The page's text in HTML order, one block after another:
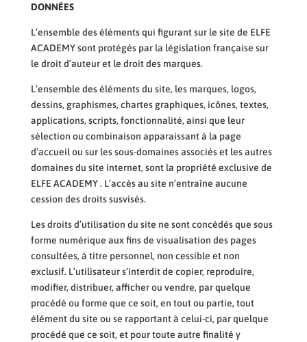
DONNÉES
L’ensemble des éléments qui figurant sur le site de ELFE
ACADEMY sont protégés par la législation française sur
le droit d’auteur et le droit des marques.
L’ensemble des éléments du site, les marques, logos,
dessins, graphismes, chartes graphiques, icônes, textes,
applications, scripts, fonctionnalité, ainsi que leur
sélection ou combinaison apparaissant à la page
d’accueil ou sur les sous-domaines associés et les autres
domaines du site internet, sont la propriété exclusive de
ELFE ACADEMY . L’accès au site n’entraîne aucune
cession des droits susvisés.
Les droits d’utilisation du site ne sont concédés que sous
forme numérique aux fins de visualisation des pages
consultées, à titre personnel, non cessible et non
exclusif. L’utilisateur s’interdit de copier, reproduire,
modifier, distribuer, afficher ou vendre, par quelque
procédé ou forme que ce soit, en tout ou partie, tout
élément du site ou se rapportant à celui-ci, par quelque
procédé que ce soit, et pour toute autre finalité y